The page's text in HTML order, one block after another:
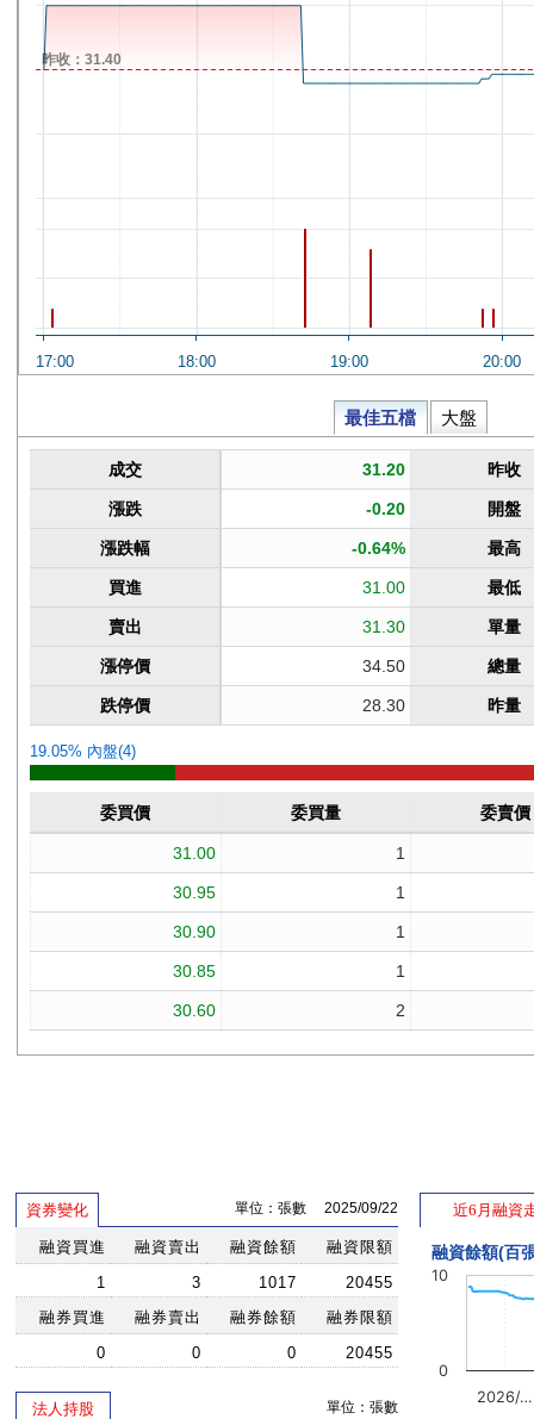
資券變化 單位：張數 2025/09/22
融資買進 融資賣出 融資餘額
融資限額
1
3 1017
20455
融券買進
融券賣出 融券餘額
融券限額
0
0 0 20455
法人持股 單位：張數
近6月融資
融資餘額(百
2026/…
0
10